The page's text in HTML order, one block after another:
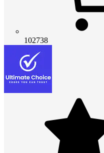
102738